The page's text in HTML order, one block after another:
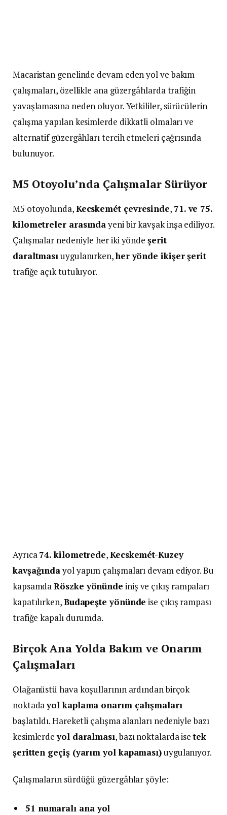
Macaristan genelinde devam eden yol ve bakım
çalışmaları, özellikle ana güzergâhlarda trafiğin
yavaşlamasına neden oluyor. Yetkililer, sürücülerin
çalışma yapılan kesimlerde dikkatli olmaları ve
alternatif güzergâhları tercih etmeleri çağrısında
bulunuyor.
M5 Otoyolu’nda Çalışmalar Sürüyor
M5 otoyolunda,Kecskemét çevresinde, 71. ve 75.
kilometreler arasındayeni bir kavşak inşa ediliyor.
Çalışmalar nedeniyle her iki yöndeşerit
daraltmasıuygulanırken,her yönde ikişer şerit
trafiğe açık tutuluyor.
Ayrıca74. kilometrede,Kecskemét-Kuzey
kavşağındayol yapım çalışmaları devam ediyor. Bu
kapsamdaRöszke yönünde iniş ve çıkış rampaları
kapatılırken,Budapeşte yönünde ise çıkış rampası
trafiğe kapalı durumda.
Birçok Ana Yolda Bakım ve Onarım
Çalışmaları
Olağanüstü hava koşullarının ardından birçok
noktadayol kaplama onarım çalışmaları
başlatıldı. Hareketli çalışma alanları nedeniyle bazı
kesimlerdeyol daralması, bazı noktalarda isetek
şeritten geçiş (yarım yol kapaması)uygulanıyor.
Çalışmaların sürdüğü güzergâhlar şöyle:
51 numaralı ana yol